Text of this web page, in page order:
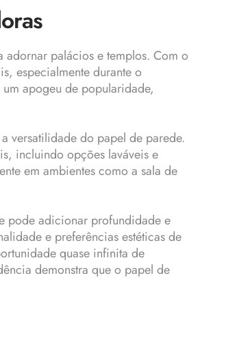
palácios e templos. Com o
especialmente durante o
apogeu de popularidade,
versatilidade do papel de parede.
incluindo opções laváveis e
em ambientes como a sala de
pode adicionar profundidade e
e preferências estéticas de
quase infinita de
demonstra que o papel de